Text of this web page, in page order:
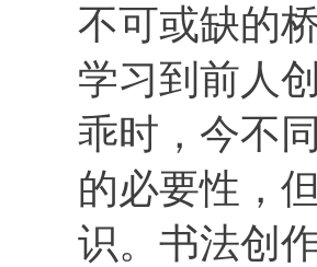
不可或缺的
学习到前人
乖时，今不
的必要性，
识。书法创